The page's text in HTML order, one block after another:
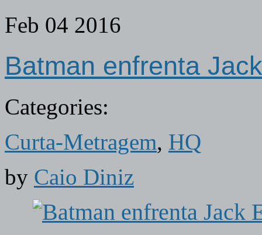
Feb 04 2016
Batman enfrenta
Categories:
Curta-Metragem, HQ
by Caio Diniz